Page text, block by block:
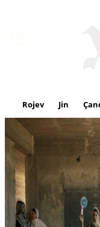
Rojev Jin